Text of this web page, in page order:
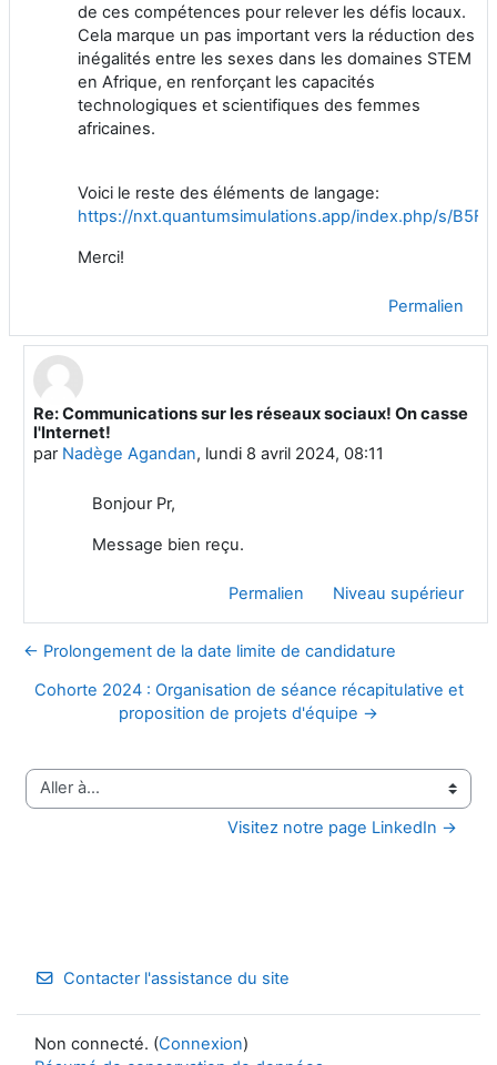
de ces compétences pour relever les défis locaux.
Cela marque un pas important vers la réduction des
inégalités entre les sexes dans les domaines STEM
en Afrique, en renforçant les capacités
technologiques et scientifiques des femmes
africaines.
Voici le reste des éléments de langage:
https://nxt.quantumsimulations.app/index.php/s/
Merci!
Permalien
En réponse à Thierry Warin
Re: Communications sur les réseaux sociaux! On casse
l'Internet!
par Nadège Agandan, lundi 8 avril 2024, 08:11
Bonjour Pr,
Message bien reçu.
Permalien Niveau supérieur
← Prolongement de la date limite de candidature
Cohorte 2024 : Organisation de séance récapitulative et
proposition de projets d'équipe →
Aller à…
Visitez notre page LinkedIn →
Contacter l'assistance du site
Non connecté. (Connexion)